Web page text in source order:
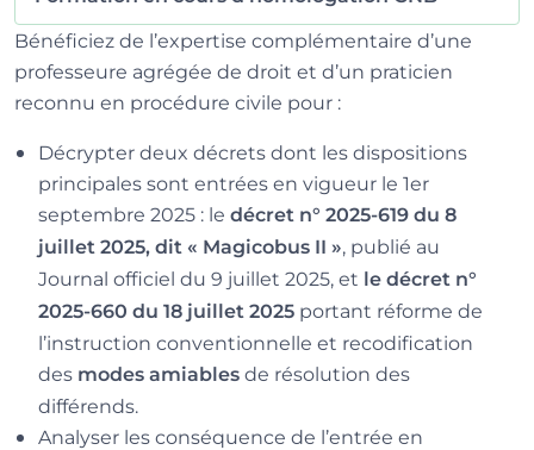
Bénéficiez de l’expertise complémentaire d’une
professeure agrégée de droit et d’un praticien
reconnu en procédure civile pour :
Décrypter deux décrets dont les dispositions
principales sont entrées en vigueur le 1er
septembre 2025 : le décret n° 2025-619 du 8
juillet 2025, dit « Magicobus II », publié au
Journal officiel du 9 juillet 2025, et le décret n°
2025-660 du 18 juillet 2025 portant réforme de
l’instruction conventionnelle et recodification
des modes amiables de résolution des
différends.
Analyser les conséquence de l’entrée en